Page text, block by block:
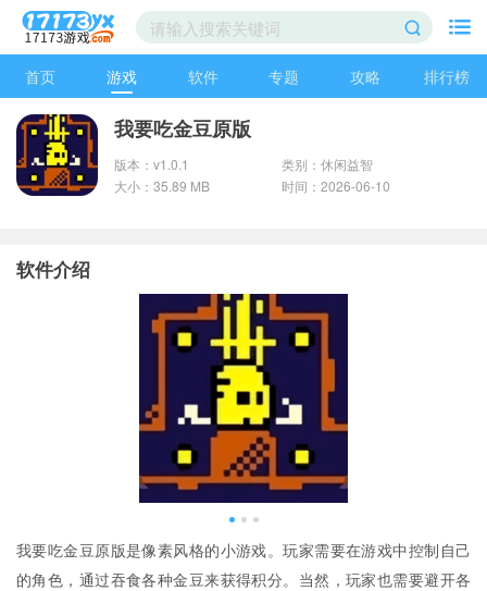
首页 游戏 软件 专题 攻略 排行榜
我要吃金豆原版
版本：v1.0.1
类别：休闲益智
大小：35.89 MB
时间：2026-06-10
软件介绍
我要吃金豆原版是像素风格的小游戏。玩家需要在游戏中控制自己
的角色，通过吞食各种金豆来获得积分。当然，玩家也需要避开各